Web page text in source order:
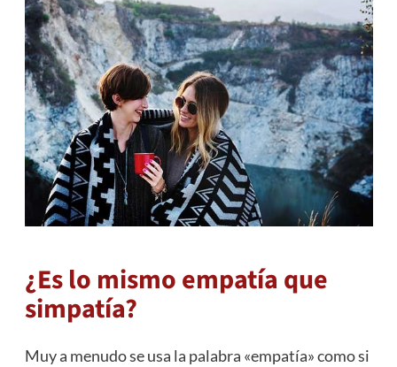
¿Es lo mismo empatía que
simpatía?
Muy a menudo se usa la palabra «empatía» como si